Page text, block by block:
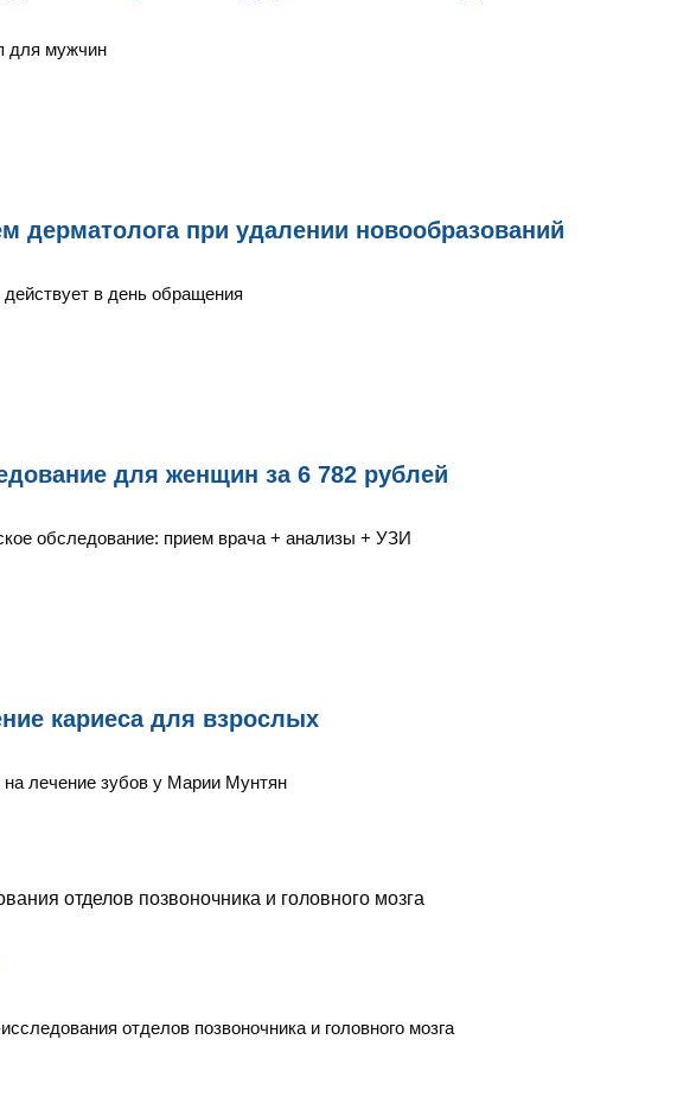
для мужчин
дерматолога при удалении новообразований
в день обращения
для женщин за 6 782 рублей
обследование: прием врача + анализы + УЗИ
кариеса для взрослых
лечение зубов у Марии Мунтян
отделов позвоночника и головного мозга